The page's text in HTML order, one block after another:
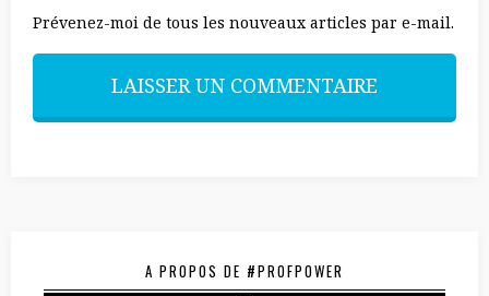
Prévenez-moi de tous les nouveaux articles par e-mail.
A PROPOS DE #PROFPOWER